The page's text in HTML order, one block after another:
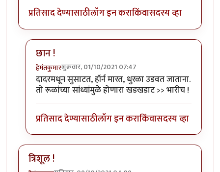
प्रतिसाद देण्यासाठीलॉग इन कराकिंवासदस्य व्हा
छान !
हेमंतकुमारशुक्रवार, 01/10/2021 07:47
In reply toत्यांच्या व आपल्या गाड्याbyफारएन्ड
दादरमधून सुसाटत, हॉर्न मारत, धुरळा उडवत जाताना.
तो रूळांच्या सांध्यांमुळे होणारा खडखडाट >> भारीच !
प्रतिसाद देण्यासाठीलॉग इन कराकिंवासदस्य व्हा
त्रिशूल !